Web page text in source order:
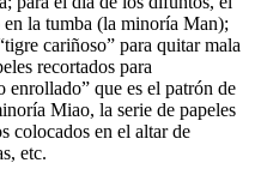
la tumba (la minoría Man);
cariñoso” para quitar mala
recortados para
enrollado” que es el patrón de
Miao, la serie de papeles
colocados en el altar de
etc.